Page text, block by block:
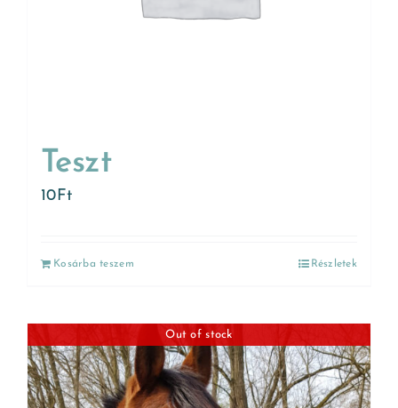
Teszt
10Ft
Kosárba teszem Részletek
Out of stock